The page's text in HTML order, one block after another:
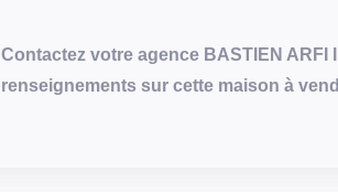
Contactez votre agence BASTIEN
renseignements sur cette maison à